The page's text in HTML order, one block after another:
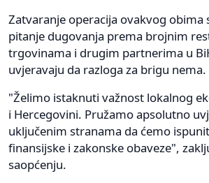
Zatvaranje operacija ovakvog obima
pitanje dugovanja prema brojnim
trgovinama i drugim partnerima u
uvjeravaju da razloga za brigu nema.
"Želimo istaknuti važnost lokalnog
i Hercegovini. Pružamo apsolutno
uključenim stranama da ćemo
finansijske i zakonske obaveze",
saopćenju.